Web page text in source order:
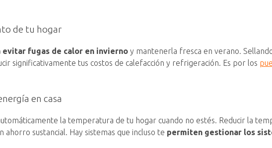
de tu hogar
evitar fugas de calor en invierno y mantenerla fresca en verano.
significativamente tus costos de calefacción y refrigeración. Es por los
en casa
la temperatura de tu hogar cuando no estés. Reducir la
sustancial. Hay sistemas que incluso te permiten gestionar los